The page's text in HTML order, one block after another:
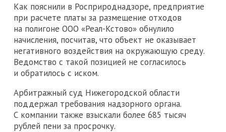
Как пояснили в Росприроднадзоре, предприятие
при расчете платы за размещение отходов
на полигоне ООО «Реал-Кстово» обнулило
начисления, посчитав, что объект не оказывает
негативного воздействия на окружающую среду.
Ведомство с такой позицией не согласилось
и обратилось с иском.
Арбитражный суд Нижегородской области
поддержал требования надзорного органа.
С компании также взыскали более 685 тысяч
рублей пени за просрочку.